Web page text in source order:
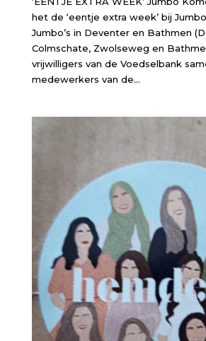
het de ‘eentje extra week’ bij
Jumbo’s in Deventer en Bathmen
Colmschate, Zwolseweg en
vrijwilligers van de Voedselbank
medewerkers van de...